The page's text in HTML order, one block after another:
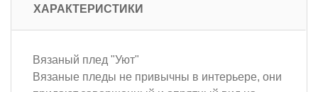
ХАРАКТЕРИСТИКИ
Вязаный плед "Уют"
Вязаные пледы не привычны в интерьере, они